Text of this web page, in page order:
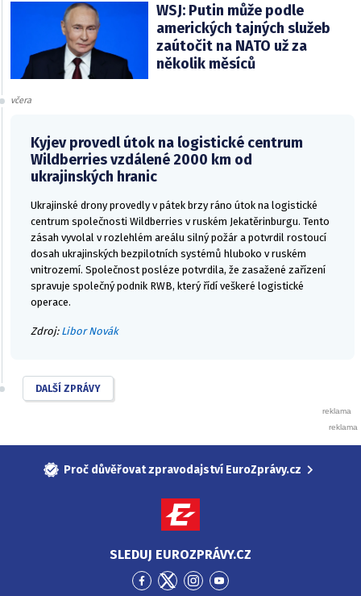
WSJ: Putin může podle
amerických tajných služeb
zaútočit na NATO už za
několik měsíců
včera
Kyjev provedl útok na logistické centrum
Wildberries vzdálené 2000 km od
ukrajinských hranic
Ukrajinské drony provedly v pátek brzy ráno útok na logistické
centrum společnosti Wildberries v ruském Jekatěrinburgu. Tento
zásah vyvolal v rozlehlém areálu silný požár a potvrdil rostoucí
dosah ukrajinských bezpilotních systémů hluboko v ruském
vnitrozemí. Společnost posléze potvrdila, že zasažené zařízení
spravuje společný podnik RWB, který řídí veškeré logistické
operace.
Zdroj: Libor Novák
DALŠÍ ZPRÁVY
Proč důvěřovat zpravodajství EuroZprávy.cz
SLEDUJ EUROZPRÁVY.CZ
PřejítPřejítPřejítPřejít